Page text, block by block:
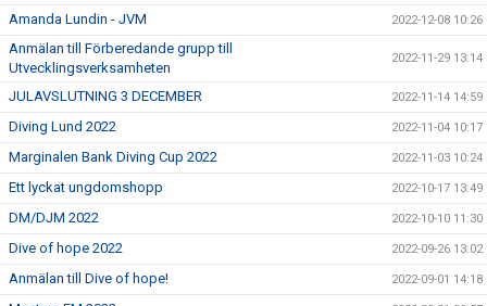
Amanda Lundin - JVM 2022-12-08 10:26
Anmälan till Förberedande grupp till
Utvecklingsverksamheten
2022-11-29 13:14
JULAVSLUTNING 3 DECEMBER 2022-11-14 14:59
Diving Lund 2022 2022-11-04 10:17
Marginalen Bank Diving Cup 2022 2022-11-03 10:24
Ett lyckat ungdomshopp 2022-10-17 13:49
DM/DJM 2022 2022-10-10 11:30
Dive of hope 2022 2022-09-26 13:02
Anmälan till Dive of hope! 2022-09-01 14:18